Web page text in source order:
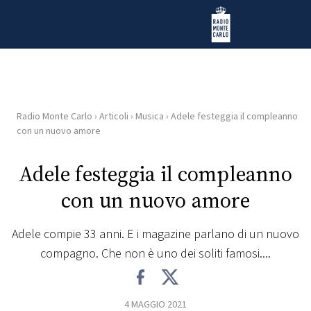
Radio Monte Carlo
HOME
RADIO
PLAYLIST
Radio Monte Carlo › Articoli › Musica › Adele festeggia il compleanno
con un nuovo amore
Adele festeggia il compleanno
con un nuovo amore
Adele compie 33 anni. E i magazine parlano di un nuovo
compagno. Che non è uno dei soliti famosi....
4 MAGGIO 2021